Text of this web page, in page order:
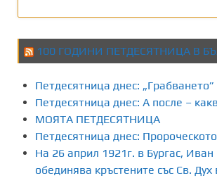
д
е
я
н
е
100 ГОДИНИ ПЕТДЕСЯТНИЦА В
Петдесятница днес:
Петдесятница днес: А после –
МОЯТА ПЕТДЕСЯТНИЦА
Петдесятница днес:
На 26 април 1921г. в Бургас,
обединява кръстените със Св. Дух